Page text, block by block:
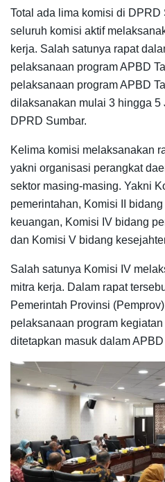
Total ada lima komisi di
seluruh komisi aktif
kerja. Salah satunya rapat
pelaksanaan program APBD
pelaksanaan program APBD
dilaksanakan mulai 3 hingga 5
DPRD Sumbar.
Kelima komisi melaksanakan
yakni organisasi perangkat
sektor masing-masing. Yakni
pemerintahan, Komisi II
keuangan, Komisi IV bidang
dan Komisi V bidang
Salah satunya Komisi IV
mitra kerja. Dalam rapat
Pemerintah Provinsi
pelaksanaan program
ditetapkan masuk dalam